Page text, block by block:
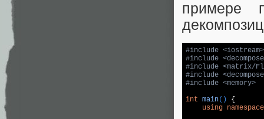
примере
#include <iostream>
#include
#include <matrix/
#include
#include <memory>
int main()
{
using namespace